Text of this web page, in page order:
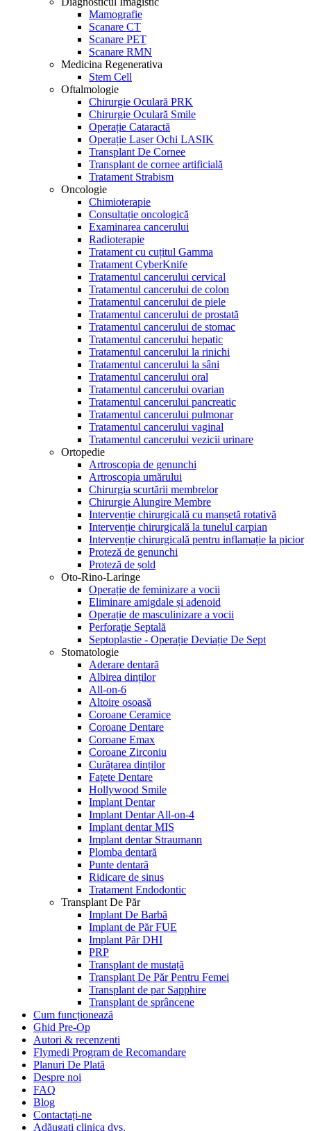
Mamografie
Scanare CT
Scanare PET
Scanare RMN
Medicina Regenerativa
Stem Cell
Oftalmologie
Chirurgie Oculară PRK
Chirurgie Oculară Smile
Operație Cataractă
Operație Laser Ochi LASIK
Transplant De Cornee
Transplant de cornee artificială
Tratament Strabism
Oncologie
Chimioterapie
Consultație oncologică
Examinarea cancerului
Radioterapie
Tratament cu cuțitul Gamma
Tratament CyberKnife
Tratamentul cancerului cervical
Tratamentul cancerului de colon
Tratamentul cancerului de piele
Tratamentul cancerului de prostată
Tratamentul cancerului de stomac
Tratamentul cancerului hepatic
Tratamentul cancerului la rinichi
Tratamentul cancerului la sâni
Tratamentul cancerului oral
Tratamentul cancerului ovarian
Tratamentul cancerului pancreatic
Tratamentul cancerului pulmonar
Tratamentul cancerului vaginal
Tratamentul cancerului vezicii urinare
Ortopedie
Artroscopia de genunchi
Artroscopia umărului
Chirurgia scurtării membrelor
Chirurgie Alungire Membre
Intervenție chirurgicală cu manșetă rotativă
Intervenție chirurgicală la tunelul carpian
Intervenție chirurgicală pentru inflamație la picior
Proteză de genunchi
Proteză de șold
Oto-Rino-Laringe
Operație de feminizare a vocii
Eliminare amigdale și adenoid
Operație de masculinizare a vocii
Perforație Septală
Septoplastie - Operație Deviație De Sept
Stomatologie
Aderare dentară
Albirea dinților
All-on-6
Altoire osoasă
Coroane Ceramice
Coroane Dentare
Coroane Emax
Coroane Zirconiu
Curățarea dinților
Fațete Dentare
Hollywood Smile
Implant Dentar
Implant Dentar All-on-4
Implant dentar MIS
Implant dentar Straumann
Plomba dentară
Punte dentară
Ridicare de sinus
Tratament Endodontic
Transplant De Păr
Implant De Barbă
Implant de Păr FUE
Implant Păr DHI
PRP
Transplant de mustață
Transplant De Păr Pentru Femei
Transplant de par Sapphire
Transplant de sprâncene
Cum funcționează
Ghid Pre-Op
Autori & recenzenti
Flymedi Program de Recomandare
Planuri De Plată
Despre noi
FAQ
Blog
Contactați-ne
Adăugați clinica dvs.